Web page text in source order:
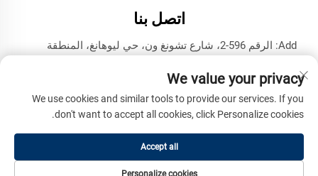
اتصل بنا
Add: الرقم 596-2، شارع تشونغ ون، حي ليوهانغ، المنطقة
هاتف:+86-17853787374
البريد الإلكتروني:[email protected]
المحدودة. جميع الحقوق محفوظة -
We value your privacy
We use cookies and similar tools to provide our services. If you
don't want to accept all cookies, click Personalize cookies.
Personalize cookies
Accept all